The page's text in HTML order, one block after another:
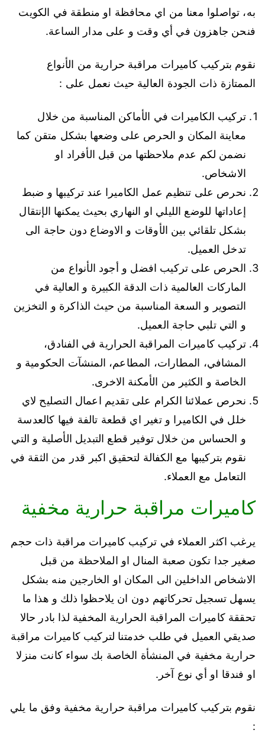
به، تواصلوا معنا من اي محافظة او منطقة في الكويت
فنحن جاهزون في أي وقت و على مدار الساعة.
نقوم بتركيب كاميرات مراقبة حرارية من الأنواع
الممتازة ذات الجودة العالية حيث نعمل على :
تركيب الكاميرات في الأماكن المناسبة من خلال
معاينة المكان و الحرص على وضعها بشكل متقن كما
نضمن لكم عدم ملاحظتها من قبل الأفراد او
الاشخاص.
نحرص على تنظيم عمل الكاميرا عند تركيبها و ضبط
إعاداتها للوضع الليلي او النهاري بحيث يمكنها الإنتقال
بشكل تلقائي بين الأوقات و الاوضاع دون حاجة الى
تدخل العميل.
الحرص على تركيب افضل و أجود الأنواع من
الماركات العالمية ذات الدقة الكبيرة و العالية في
التصوير و السعة المناسبة من حيث الذاكرة و التخزين
و التي تلبي حاجة العميل.
تركيب كاميرات المراقبة الحرارية في الفنادق،
المشافي، المطارات، المطاعم، المنشآت الحكومية و
الخاصة و الكثير من الأمكنة الاخرى.
نحرص عملائنا الكرام على تقديم اعمال التصليح لاي
خلل في الكاميرا و تغير اي قطعة تالفة فيها كالعدسة
و الحساس من خلال توفير قطع التبديل الأصلية و التي
نقوم بتركيبها مع الكفالة لتحقيق اكبر قدر من الثقة في
التعامل مع العملاء.
كاميرات مراقبة حرارية مخفية
يرغب اكثر العملاء في تركيب كاميرات مراقبة ذات حجم
صغير جدا تكون صعبة المنال او الملاحظة من قبل
الاشخاص الداخلين الى المكان او الخارجين منه بشكل
يسهل تسجيل تحركاتهم دون ان يلاحظوا ذلك و هذا ما
تحققة كاميرات المراقبة الحرارية المخفية لذا بادر حالا
صديقي العميل في طلب خدمتنا لتركيب كاميرات مراقبة
حرارية مخفية في المنشأة الخاصة بك سواء كانت منزلا
او فندقا او أي نوع آخر.
نقوم بتركيب كاميرات مراقبة حرارية مخفية وفق ما يلي
: